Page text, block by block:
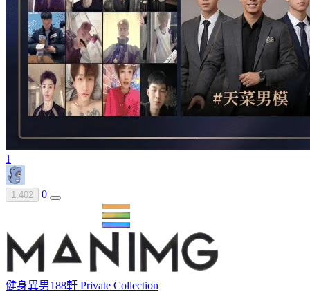
1
1,402 0
健身異男188軒 Private Collection